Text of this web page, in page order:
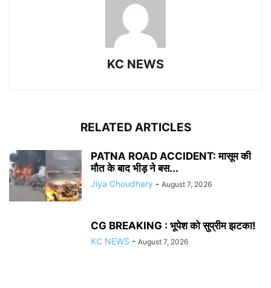
KC NEWS
RELATED ARTICLES
PATNA ROAD ACCIDENT: मासूम की
मौत के बाद भीड़ ने बस...
Jiya Choudhary - August 7, 2026
CG BREAKING : भूपेश को सुप्रीम झटका!
KC NEWS - August 7, 2026